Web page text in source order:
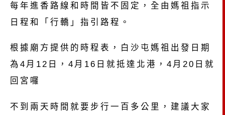
每年進香路線和時間皆不固定，全由媽祖指示
日程和「行轎」指引路程。
根據廟方提供的時程表，白沙屯媽祖出發日期
為4月12日，4月16日就抵達北港，4月20日就
回宮囉
不到兩天時間就要步行一百多公里，建議大家